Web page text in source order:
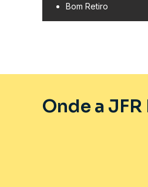
Bom Retiro
Onde a